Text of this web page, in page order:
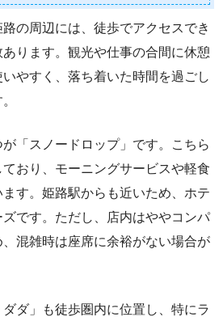
の周辺には、徒歩でアクセスでき
ります。観光や仕事の合間に休憩
やすく、落ち着いた時間を過ごし
「スノードロップ」です。こちら
おり、モーニングサービスや軽食
す。姫路駅からも近いため、ホテ
です。ただし、店内はややコンパ
混雑時は座席に余裕がない場合が
ダ」も徒歩圏内に位置し、特にラ